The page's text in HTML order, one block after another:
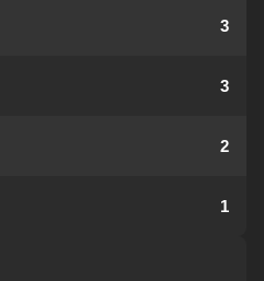
3
3
2
1